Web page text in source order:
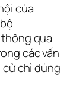
của
qua
các vấn
chỉ đúng